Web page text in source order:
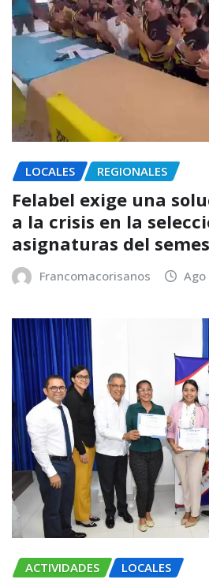
LOCALES REGIONALES
Felabel exige una
a la crisis en la
asignaturas del
Francomacorisanos Ago
ACTIVIDADES LOCALES